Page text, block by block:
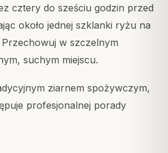
cztery do sześciu godzin przed
około jednej szklanki ryżu na
w szczelnym
suchym miejscu.
ziarnem spożywczym,
profesjonalnej porady